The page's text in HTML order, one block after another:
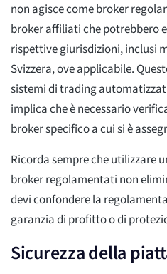
non agisce come broker
broker affiliati che potrebbero
rispettive giurisdizioni, inclusi
Svizzera, ove applicabile.
sistemi di trading
implica che è necessario
broker specifico a cui si è
Ricorda sempre che utilizzare
broker regolamentati non
devi confondere la
garanzia di profitto o di
Sicurezza della